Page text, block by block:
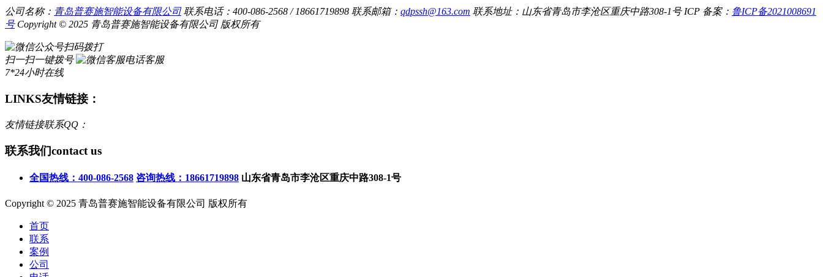
公司名称： 青岛普赛施智能设备有限公司 联系电话：400-086-2568 / 18661719898 联系邮箱： qdpssh@163.com 联系地址：山东省青岛市李沧区重庆中路308-1号 ICP 备案： 鲁ICP备2021008691
号 Copyright © 2025 青岛普赛施智能设备有限公司 版权所有
扫码拨打
扫一扫一键拨号
电话客服
7*24小时在线
LINKS友情链接：
友情链接联系QQ：
联系我们contact us
全国热线：400-086-2568 咨询热线：18661719898 山东省青岛市李沧区重庆中路308-1号
Copyright © 2025 青岛普赛施智能设备有限公司 版权所有
首页
联系
案例
公司